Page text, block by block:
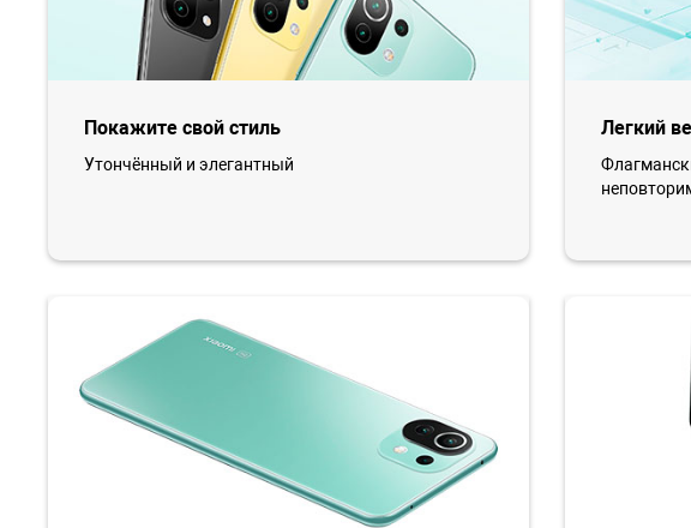
Покажите свой стиль
Утончённый и элегантный
Легкий